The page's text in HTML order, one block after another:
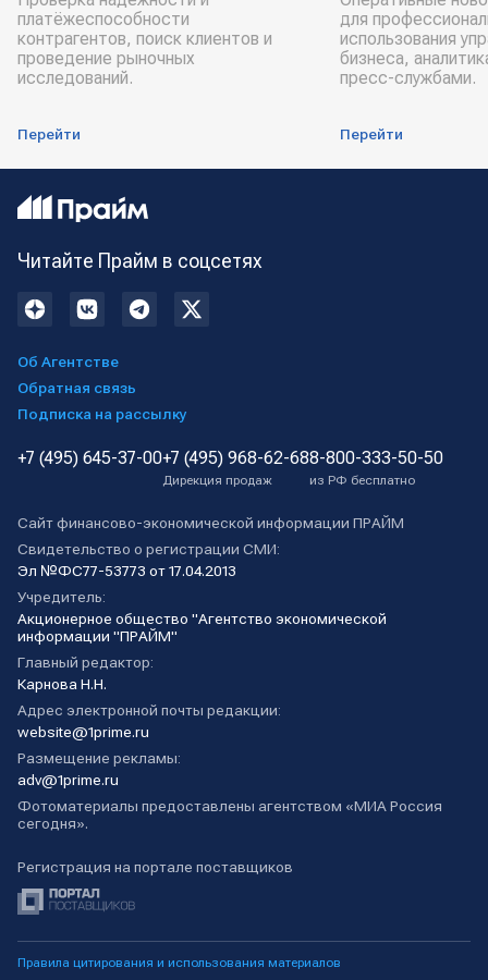
платёжеспособности
контрагентов, поиск клиентов и
проведение рыночных
исследований.
Перейти
для
использования
бизнеса,
пресс-службами.
Перейти
Читайте Прайм в соцсетях
Об Агентстве
Обратная связь
Подписка на рассылку
+7 (495) 645-37-00+7 (495) 968-62-68
Дирекция продаж
8-800-333-50-50
из РФ бесплатно
Сайт финансово-экономической информации ПРАЙМ
Свидетельство о регистрации СМИ:
Эл №ФС77-53773 от 17.04.2013
Учредитель:
Акционерное общество "Агентство экономической
информации "ПРАЙМ"
Главный редактор:
Карнова Н.Н.
Адрес электронной почты редакции:
website@1prime.ru
Размещение рекламы:
adv@1prime.ru
Фотоматериалы предоставлены агентством «МИА Россия
сегодня».
Регистрация на портале поставщиков
Правила цитирования и использования материалов